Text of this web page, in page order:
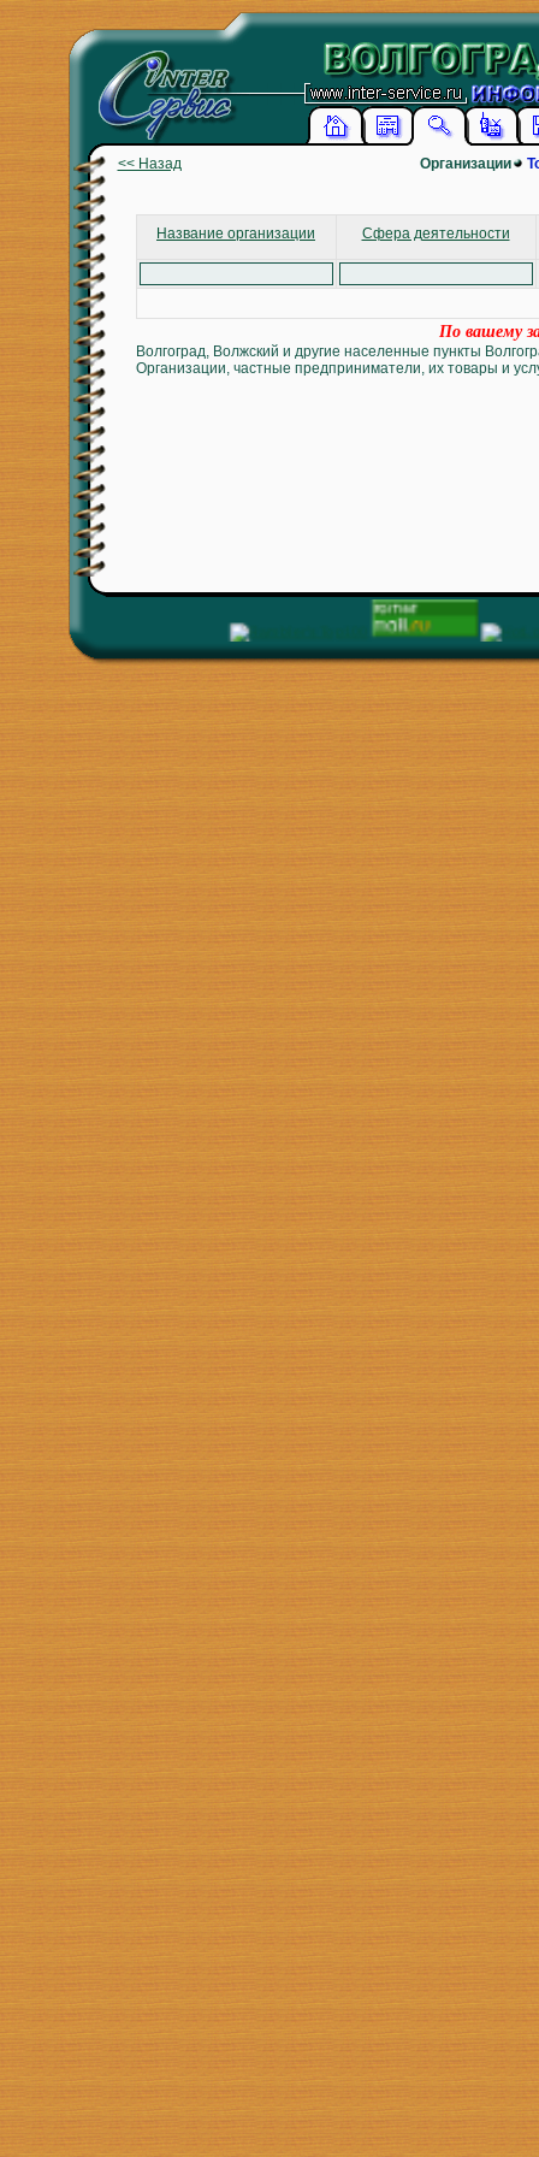
<< Назад Организации
Название организации Сфера деятельности
По вашему
Волгоград, Волжский и другие населенные пункты
Организации, частные предприниматели, их товары и